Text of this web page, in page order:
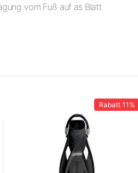
vom Fuß auf as Blatt
Rabatt 11%